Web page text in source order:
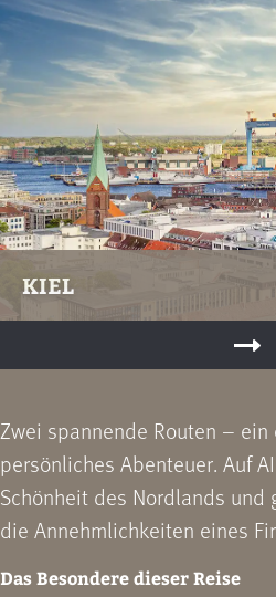
KIEL
Zwei spannende Routen –
persönliches Abenteuer. Auf
Schönheit des Nordlands
die Annehmlichkeiten eines
Das Besondere dieser Reise